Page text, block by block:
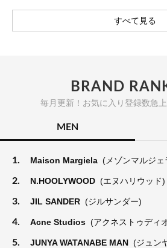
すべて見る
BRAND
毎月更新！お気に入り登録数急
MEN
1. Maison Margiela (メゾンマルジェ
2. N.HOOLYWOOD (エヌハリウッド)
3. JIL SANDER (ジルサンダー)
4. Acne Studios (アクネストゥディ
5. JUNYA WATANABE MAN (ジュン